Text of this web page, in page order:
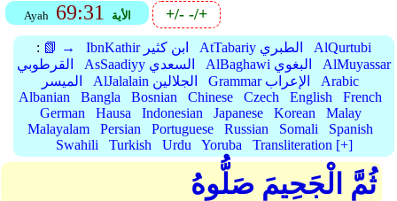
Ayah 69:31 الأية +/--/+
: 📗 → IbnKathir ابن كثير AtTabariy الطبري
AlQurtubi
القرطوبي
AsSaadiyy السعدي AlBaghawi البغوي
AlMuyassar
الميسر
AlJalalain الجلالين Grammar الإعراب
Arabic
Albanian
Bangla Bosnian Chinese Czech English
French
German
Hausa Indonesian Japanese Korean
Malay
Malayalam
Persian Portuguese Russian Somali
Spanish
Swahili
Turkish Urdu Yoruba Transliteration [+]
ثُمَّ الْجَحِيمَ صَلُّوهُ